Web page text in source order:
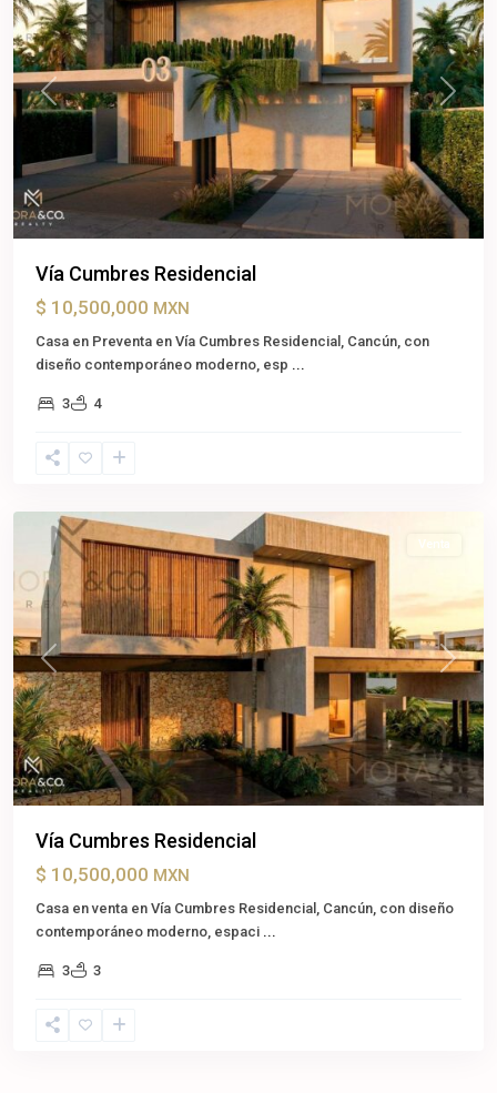
Previous Next
Vía Cumbres Residencial
$ 10,500,000 MXN
Casa en Preventa en Vía Cumbres Residencial, Cancún, con
diseño contemporáneo moderno, esp ...
3 4
Benito
Previous Next
Venta
Vía Cumbres Residencial
$ 10,500,000 MXN
Casa en venta en Vía Cumbres Residencial, Cancún, con diseño
contemporáneo moderno, espaci ...
3 3